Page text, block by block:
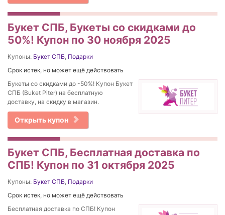
Букет СПБ, Букеты со скидками до
50%! Купон по 30 ноября 2025
Купоны: Букет СПБ, Подарки
Срок истек, но может ещё действовать
Букеты со скидками до -50%! Купон Букет
СПБ (Buket Piter) на бесплатную
доставку, на скидку в магазин.
Открыть купон
Букет СПБ, Бесплатная доставка по
СПБ! Купон по 31 октября 2025
Купоны: Букет СПБ, Подарки
Срок истек, но может ещё действовать
Бесплатная доставка по СПБ! Купон